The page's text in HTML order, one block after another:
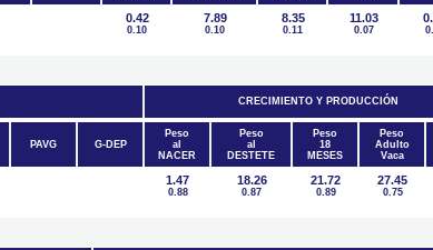
0.42
0.10
7.89
0.10
8.35
0.11
11.03
0.07
CRECIMIENTO Y PRODUCCIÓN
PAVG G-DEP
Peso
al
NACER
Peso
al
DESTETE
Peso
18
MESES
Peso
Adulto
Vaca
1.47
0.88
18.26
0.87
21.72
0.89
27.45
0.75